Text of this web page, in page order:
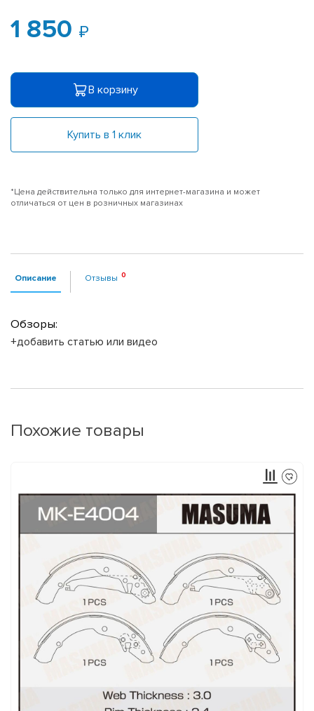
1 850
В корзину
Купить в 1 клик
*Цена действительна только для интернет-магазина и может
отличаться от цен в розничных магазинах
Описание Отзывы
Обзоры:
+добавить статью или видео
Похожие товары